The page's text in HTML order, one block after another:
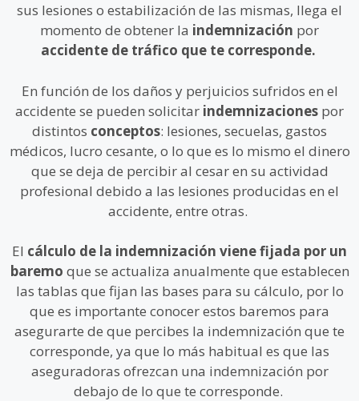
sus lesiones o estabilización de las mismas, llega el
momento de obtener la indemnización por
accidente de tráfico que te corresponde.
En función de los daños y perjuicios sufridos en el
accidente se pueden solicitar indemnizaciones por
distintos conceptos: lesiones, secuelas, gastos
médicos, lucro cesante, o lo que es lo mismo el dinero
que se deja de percibir al cesar en su actividad
profesional debido a las lesiones producidas en el
accidente, entre otras.
El cálculo de la indemnización viene fijada por un
baremo que se actualiza anualmente que establecen
las tablas que fijan las bases para su cálculo, por lo
que es importante conocer estos baremos para
asegurarte de que percibes la indemnización que te
corresponde, ya que lo más habitual es que las
aseguradoras ofrezcan una indemnización por
debajo de lo que te corresponde.